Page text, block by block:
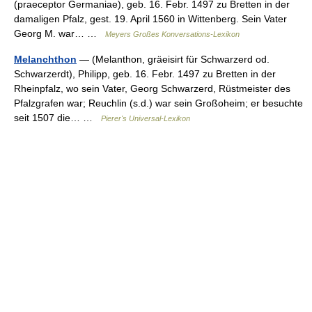
(praeceptor Germaniae), geb. 16. Febr. 1497 zu Bretten in der
damaligen Pfalz, gest. 19. April 1560 in Wittenberg. Sein Vater
Georg M. war… …
Meyers Großes Konversations-Lexikon
Melanchthon — (Melanthon, gräeisirt für Schwarzerd od.
Schwarzerdt), Philipp, geb. 16. Febr. 1497 zu Bretten in der
Rheinpfalz, wo sein Vater, Georg Schwarzerd, Rüstmeister des
Pfalzgrafen war; Reuchlin (s.d.) war sein Großoheim; er besuchte
seit 1507 die… …
Pierer's Universal-Lexikon